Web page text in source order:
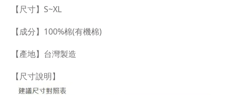
【尺寸】S~XL
【成分】100%棉(有機棉)
【產地】台灣製造
【尺寸說明】